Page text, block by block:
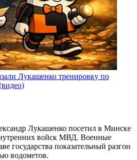
Лукашенко тренировку по
Лукашенко посетил в Минске
войск МВД. Военные
государства показательный разгон
водометов.